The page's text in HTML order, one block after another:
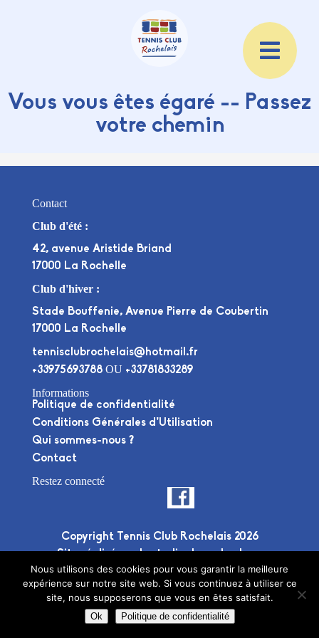
Vous vous êtes égaré -- Passez
votre chemin
Contact
Club d'été :
42, avenue Aristide Briand
17000 La Rochelle
Club d'hiver :
Stade Bouffenie, Avenue Pierre de Coubertin
17000 La Rochelle
tennisclubrochelais@hotmail.fr
+33975693788OU +33781833289
Informations
Politique de confidentialité
Conditions Générales d’Utilisation
Qui sommes-nous ?
Contact
Restez connecté
Copyright Tennis Club Rochelais 2026
Site réalisé par lestudio deuxplusdeux
Nous utilisons des cookies pour vous garantir la meilleure
expérience sur notre site web. Si vous continuez à utiliser ce
site, nous supposerons que vous en êtes satisfait.
Ok Politique de confidentialité